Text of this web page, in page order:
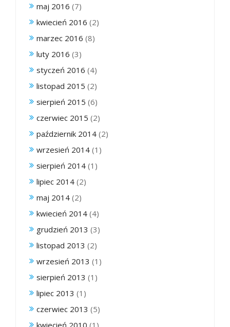
maj 2016 (7)
kwiecień 2016 (2)
marzec 2016 (8)
luty 2016 (3)
styczeń 2016 (4)
listopad 2015 (2)
sierpień 2015 (6)
czerwiec 2015 (2)
październik 2014 (2)
wrzesień 2014 (1)
sierpień 2014 (1)
lipiec 2014 (2)
maj 2014 (2)
kwiecień 2014 (4)
grudzień 2013 (3)
listopad 2013 (2)
wrzesień 2013 (1)
sierpień 2013 (1)
lipiec 2013 (1)
czerwiec 2013 (5)
kwiecień 2010 (1)